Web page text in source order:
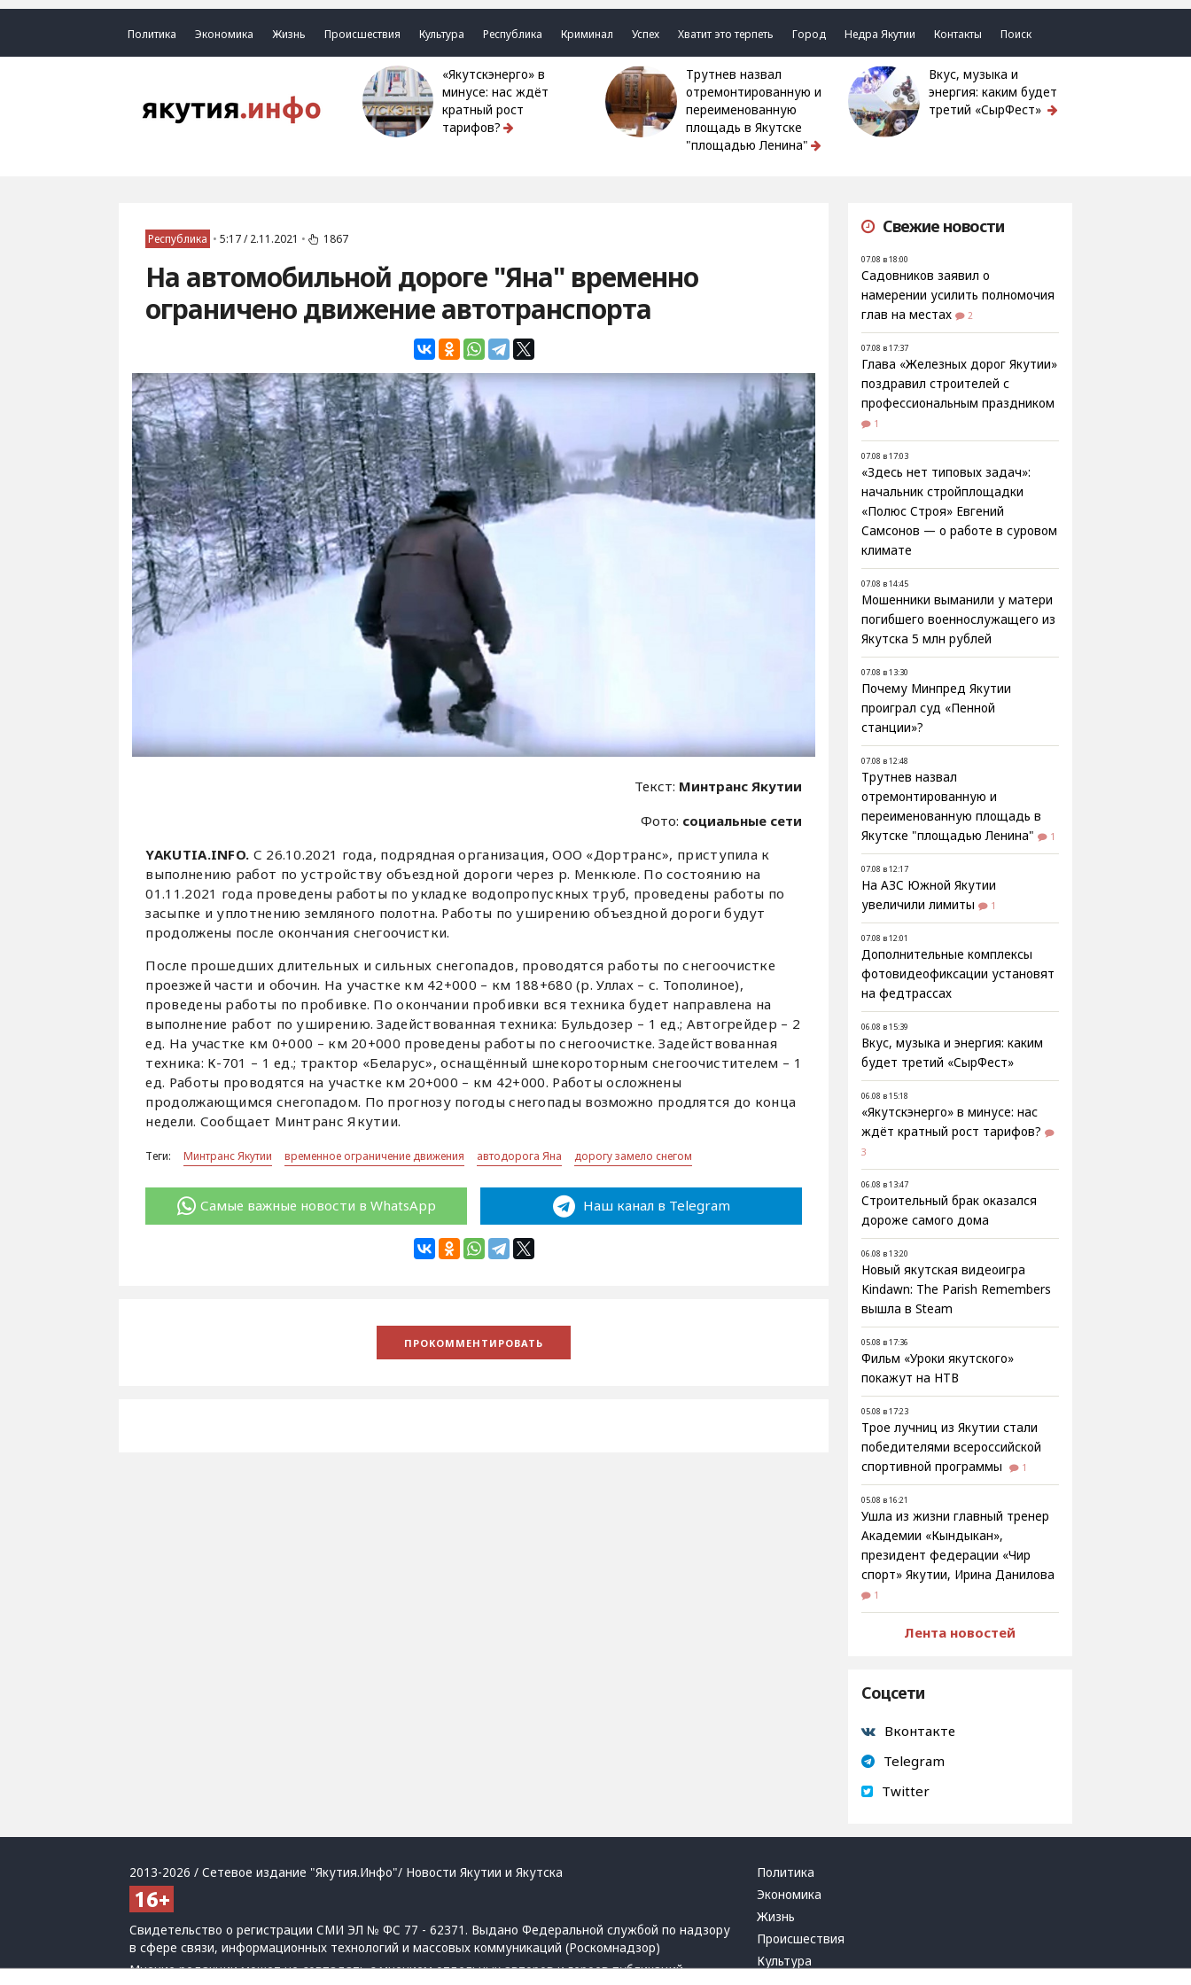
Политика Экономика Жизнь Происшествия Культура Республика Криминал Успех Хватит это терпеть Город Недра Якутии Контакты Поиск
«Якутскэнерго» в
минусе: нас ждёт
кратный рост
тарифов?
Трутнев назвал
отремонтированную и
переименованную
площадь в Якутске
"площадью Ленина"
Вкус, музыка и
энергия: каким будет
третий «СырФест»
Республика • 5:17 / 2.11.2021 • 1867
На автомобильной дороге "Яна" временно
ограничено движение автотранспорта
Текст: Минтранс Якутии
Фото: социальные сети
YAKUTIA.INFO. С 26.10.2021 года, подрядная организация, ООО «Дортранс», приступила к
выполнению работ по устройству объездной дороги через р. Менкюле. По состоянию на
01.11.2021 года проведены работы по укладке водопропускных труб, проведены работы по
засыпке и уплотнению земляного полотна. Работы по уширению объездной дороги будут
продолжены после окончания снегоочистки.
После прошедших длительных и сильных снегопадов, проводятся работы по снегоочистке
проезжей части и обочин. На участке км 42+000 – км 188+680 (р. Уллах – с. Тополиное),
проведены работы по пробивке. По окончании пробивки вся техника будет направлена на
выполнение работ по уширению. Задействованная техника: Бульдозер – 1 ед.; Автогрейдер – 2
ед. На участке км 0+000 – км 20+000 проведены работы по снегоочистке. Задействованная
техника: К-701 – 1 ед.; трактор «Беларус», оснащённый шнекороторным снегоочистителем – 1
ед. Работы проводятся на участке км 20+000 – км 42+000. Работы осложнены
продолжающимся снегопадом. По прогнозу погоды снегопады возможно продлятся до конца
недели. Сообщает Минтранс Якутии.
Теги: Минтранс Якутии временное ограничение движения автодорога Яна дорогу замело снегом
Самые важные новости в WhatsApp Наш канал в Telegram
Свежие новости
07.08 в 18:00
Садовников заявил о
намерении усилить полномочия
глав на местах
2
07.08 в 17:37
Глава «Железных дорог Якутии»
поздравил строителей с
профессиональным праздником
1
07.08 в 17:03
«Здесь нет типовых задач»:
начальник стройплощадки
«Полюс Строя» Евгений
Самсонов — о работе в суровом
климате
07.08 в 14:45
Мошенники выманили у матери
погибшего военнослужащего из
Якутска 5 млн рублей
07.08 в 13:30
Почему Минпред Якутии
проиграл суд «Пенной
станции»?
07.08 в 12:48
Трутнев назвал
отремонтированную и
переименованную площадь в
Якутске "площадью Ленина"
1
07.08 в 12:17
На АЗС Южной Якутии
увеличили лимиты
1
07.08 в 12:01
Дополнительные комплексы
фотовидеофиксации установят
на федтрассах
06.08 в 15:39
Вкус, музыка и энергия: каким
будет третий «СырФест»
06.08 в 15:18
«Якутскэнерго» в минусе: нас
ждёт кратный рост тарифов?
3
06.08 в 13:47
Строительный брак оказался
дороже самого дома
06.08 в 13:20
Новый якутская видеоигра
Kindawn: The Parish Remembers
вышла в Steam
05.08 в 17:36
Фильм «Уроки якутского»
покажут на НТВ
05.08 в 17:23
Трое лучниц из Якутии стали
победителями всероссийской
спортивной программы
1
05.08 в 16:21
Ушла из жизни главный тренер
Академии «Кындыкан»,
президент федерации «Чир
спорт» Якутии, Ирина Данилова
1
Лента новостей
Соцсети
Вконтакте
Telegram
Twitter
2013-2026 / Сетевое издание "Якутия.Инфо"/ Новости Якутии и Якутска
Свидетельство о регистрации СМИ ЭЛ № ФС 77 - 62371. Выдано Федеральной службой по надзору
в сфере связи, информационных технологий и массовых коммуникаций (Роскомнадзор)
Мнение редакции может не совпадать с мнением отдельных авторов и героев публикаций.
Политика
Экономика
Жизнь
Происшествия
Культура